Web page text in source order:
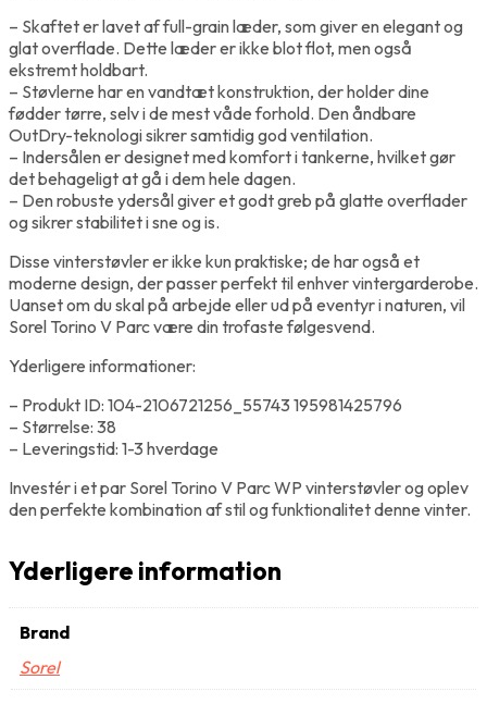
– Skaftet er lavet af full-grain læder, som giver en elegant og
glat overflade. Dette læder er ikke blot flot, men også
ekstremt holdbart.
– Støvlerne har en vandtæt konstruktion, der holder dine
fødder tørre, selv i de mest våde forhold. Den åndbare
OutDry-teknologi sikrer samtidig god ventilation.
– Indersålen er designet med komfort i tankerne, hvilket gør
det behageligt at gå i dem hele dagen.
– Den robuste ydersål giver et godt greb på glatte overflader
og sikrer stabilitet i sne og is.
Disse vinterstøvler er ikke kun praktiske; de har også et
moderne design, der passer perfekt til enhver vintergarderobe.
Uanset om du skal på arbejde eller ud på eventyr i naturen, vil
Sorel Torino V Parc være din trofaste følgesvend.
Yderligere informationer:
– Produkt ID: 104-2106721256_55743 195981425796
– Størrelse: 38
– Leveringstid: 1-3 hverdage
Investér i et par Sorel Torino V Parc WP vinterstøvler og oplev
den perfekte kombination af stil og funktionalitet denne vinter.
Yderligere information
Brand
Sorel